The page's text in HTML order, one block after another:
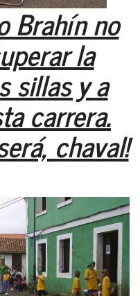
Brahín no
la
sillas y a
carrera.
chaval!